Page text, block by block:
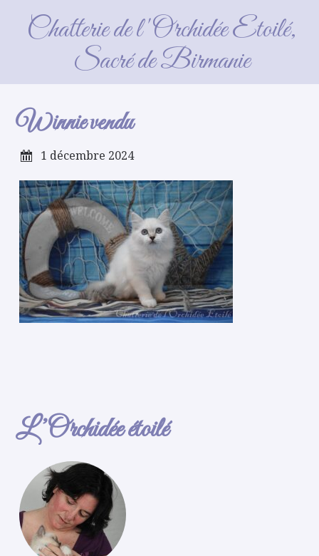
Chatterie de l'Orchidée Etoilé,
Sacré de Birmanie
Winnie vendu
Winnie vendu
1 décembre 2024
L’Orchidée étoilé